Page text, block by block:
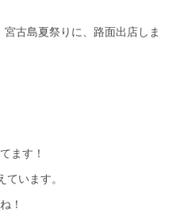
古島夏祭りに、路面出店しま
ます！
います。
！